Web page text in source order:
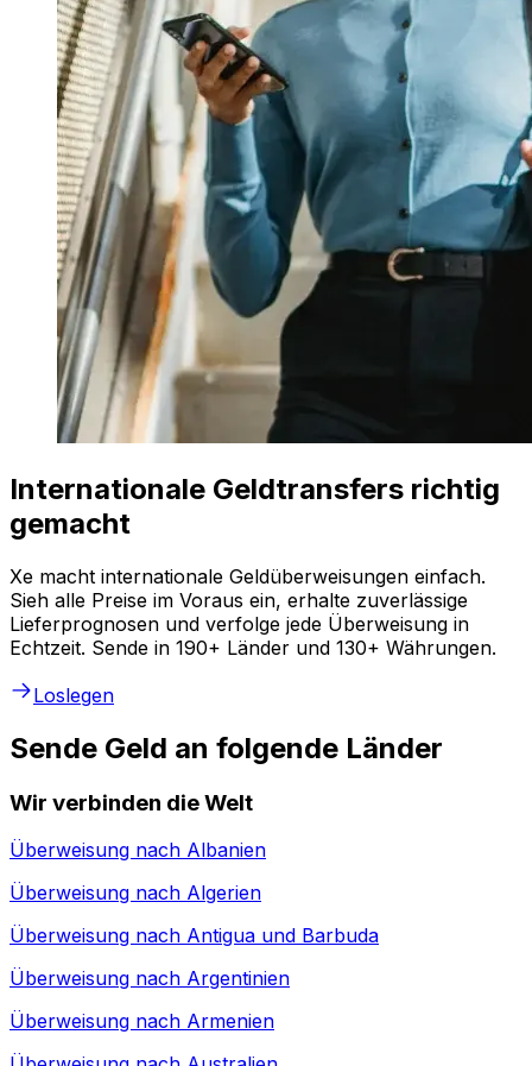
Internationale Geldtransfers richtig
gemacht
Xe macht internationale Geldüberweisungen einfach.
Sieh alle Preise im Voraus ein, erhalte zuverlässige
Lieferprognosen und verfolge jede Überweisung in
Echtzeit. Sende in 190+ Länder und 130+ Währungen.
Loslegen
Sende Geld an folgende Länder
Wir verbinden die Welt
Überweisung nach Albanien
Überweisung nach Algerien
Überweisung nach Antigua und Barbuda
Überweisung nach Argentinien
Überweisung nach Armenien